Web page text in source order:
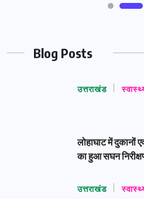
Blog Posts
उत्तराखंड
लोहाघाट में दुकानों
का हुआ सघन
उत्तराखंड